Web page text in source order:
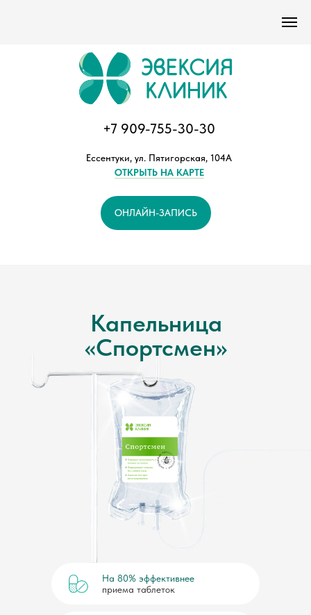
Версия сайта для слабовидящих
+7 909-755-30-30
Ессентуки, ул. Пятигорская, 104А
ОТКРЫТЬ НА КАРТЕ
ОНЛАЙН-ЗАПИСЬ
Капельница
«Спортсмен»
На 80% эффективнее
приема таблеток